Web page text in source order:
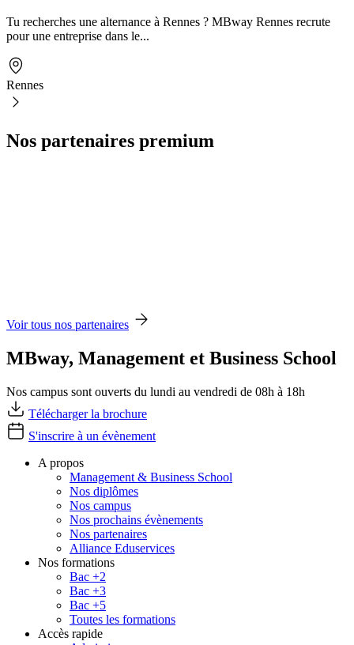
Tu recherches une alternance à Rennes ? MBway Rennes recrute
pour une entreprise dans le...
Rennes
Nos partenaires premium
Voir tous nos partenaires
MBway, Management et Business School
Nos campus sont ouverts du lundi au vendredi de 08h à 18h
Télécharger la brochure
S'inscrire à un évènement
A propos
Management & Business School
Nos diplômes
Nos campus
Nos prochains évènements
Nos partenaires
Alliance Eduservices
Nos formations
Bac +2
Bac +3
Bac +5
Toutes les formations
Accès rapide